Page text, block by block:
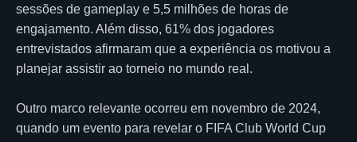
sessões de gameplay e 5,5 milhões de horas de
engajamento. Além disso, 61% dos jogadores
entrevistados afirmaram que a experiência os motivou a
planejar assistir ao torneio no mundo real.
Outro marco relevante ocorreu em novembro de 2024,
quando um evento para revelar o FIFA Club World Cup